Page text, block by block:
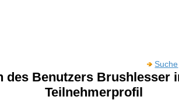
Suche
des Benutzers Brushlesser
Teilnehmerprofil